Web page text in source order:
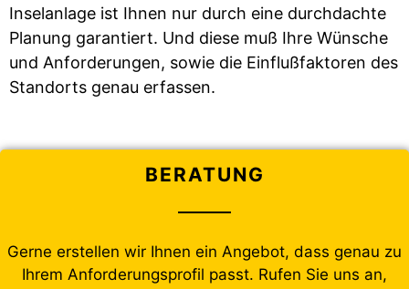
Inselanlage ist Ihnen nur durch eine durchdachte
Planung garantiert. Und diese muß Ihre Wünsche
und Anforderungen, sowie die Einflußfaktoren des
Standorts genau erfassen.
BERATUNG
Gerne erstellen wir Ihnen ein Angebot, dass genau zu
Ihrem Anforderungsprofil passt. Rufen Sie uns an,